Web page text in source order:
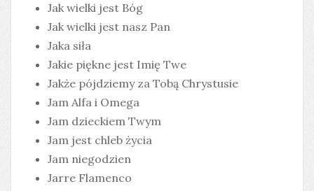
Jak wielki jest Bóg
Jak wielki jest nasz Pan
Jaka siła
Jakie piękne jest Imię Twe
Jakże pójdziemy za Tobą Chrystusie
Jam Alfa i Omega
Jam dzieckiem Twym
Jam jest chleb życia
Jam niegodzien
Jarre Flamenco